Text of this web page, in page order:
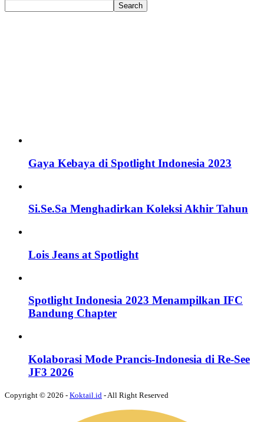
Search
Gaya Kebaya di Spotlight Indonesia 2023
Si.Se.Sa Menghadirkan Koleksi Akhir Tahun
Lois Jeans at Spotlight
Spotlight Indonesia 2023 Menampilkan IFC
Bandung Chapter
Kolaborasi Mode Prancis-Indonesia di Re-See
JF3 2026
Copyright © 2026 - Koktail.id - All Right Reserved